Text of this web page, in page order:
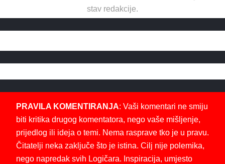
stav redakcije.
PRAVILA KOMENTIRANJA: Vaši komentari ne smiju
biti kritika drugog komentatora, nego vaše mišljenje,
prijedlog ili ideja o temi. Nema rasprave tko je u pravu.
Čitatelji neka zaključe što je istina. Cilj nije polemika,
nego napredak svih Logičara. Inspiracija, umjesto